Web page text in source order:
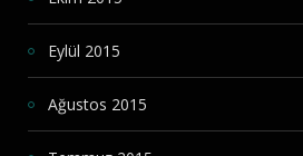
Eylül 2015
Ağustos 2015